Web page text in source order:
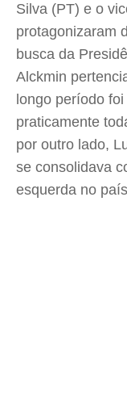
Silva (PT) e o
protagonizaram
busca da
Alckmin
longo período
praticamente
por outro lado,
se consolidava
esquerda no